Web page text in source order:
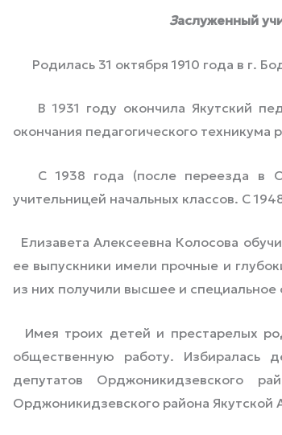
Заслуженный
Родилась 31 октября 1910 года в г.
В 1931 году окончила Якутский
окончания педагогического
С 1938 года (после переезда в
учительницей начальных классов. С
Елизавета Алексеевна Колосова
ее выпускники имели прочные и
из них получили высшее и специальное
Имея троих детей и престарелых
общественную работу. Избиралась
депутатов Орджоникидзевского
Орджоникидзевского района Якутской